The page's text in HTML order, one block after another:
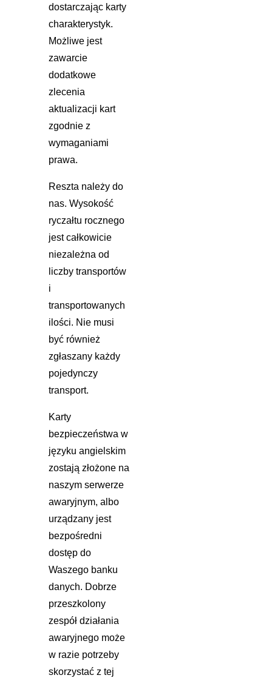
dostarczając karty
charakterystyk.
Możliwe jest
zawarcie
dodatkowe
zlecenia
aktualizacji kart
zgodnie z
wymaganiami
prawa.
Reszta należy do
nas. Wysokość
ryczałtu rocznego
jest całkowicie
niezależna od
liczby transportów
i
transportowanych
ilości. Nie musi
być również
zgłaszany każdy
pojedynczy
transport.
Karty
bezpieczeństwa w
języku angielskim
zostają złożone na
naszym serwerze
awaryjnym, albo
urządzany jest
bezpośredni
dostęp do
Waszego banku
danych. Dobrze
przeszkolony
zespół działania
awaryjnego może
w razie potrzeby
skorzystać z tej